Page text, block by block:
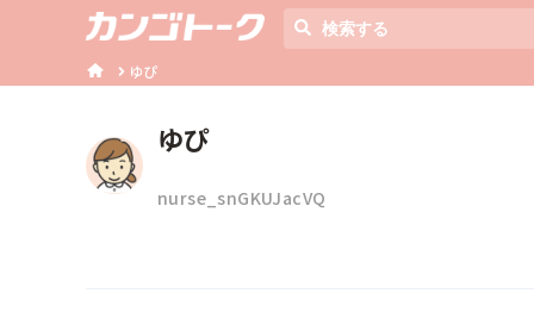
ゆぴ
ゆぴ
nurse_snGKUJacVQ